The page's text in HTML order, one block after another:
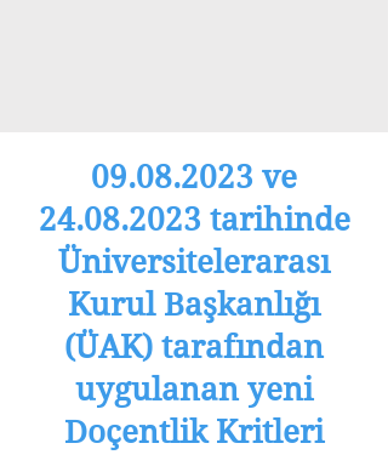
09.08.2023 ve
24.08.2023 tarihinde
Üniversitelerarası
Kurul Başkanlığı
(ÜAK) tarafından
uygulanan yeni
Doçentlik Kritleri